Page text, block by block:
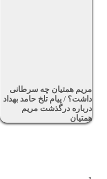
مریم همتیان چه سرطانی
داشت؟ / پیام تلخ حامد بهداد
درباره درگذشت مریم
همتیان